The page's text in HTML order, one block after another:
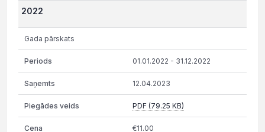
2022
Gada pārskats
01.01.2022 - 31.12.2022
12.04.2023
PDF (79.25 KB)
€11.00